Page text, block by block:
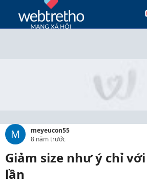
M
meyeucon55
8 năm trước
Giảm size như ý chỉ
lần